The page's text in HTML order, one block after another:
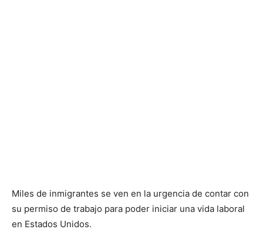
Miles de inmigrantes se ven en la urgencia de contar con
su permiso de trabajo para poder iniciar una vida laboral
en Estados Unidos.